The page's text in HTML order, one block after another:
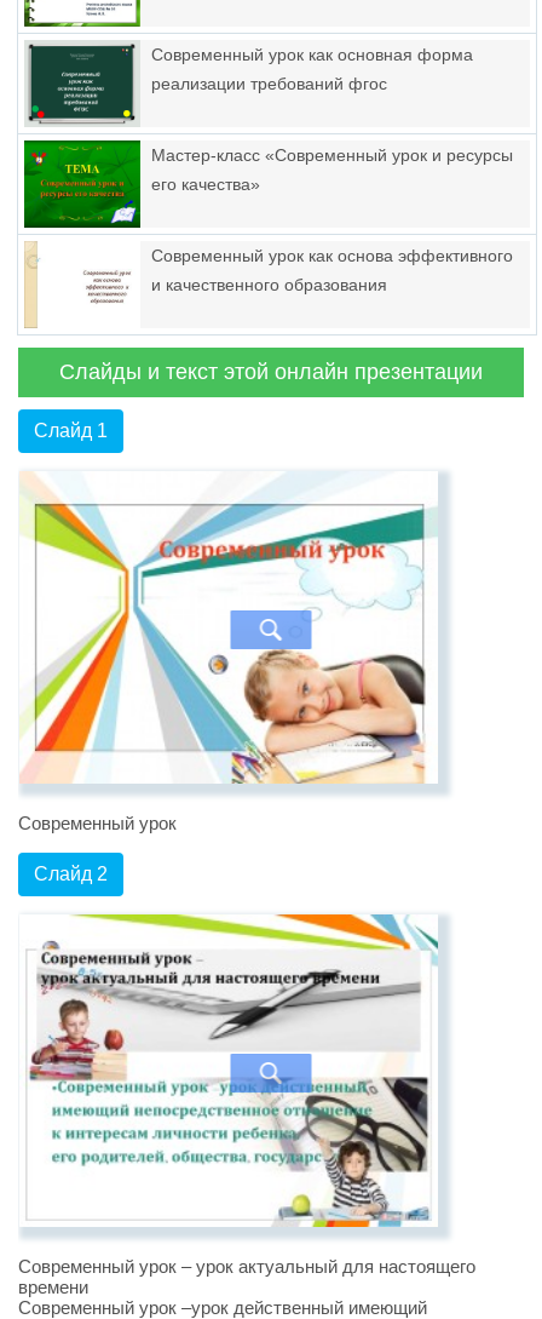
Современный урок как основная форма
реализации требований фгос
Мастер-класс «Современный урок и ресурсы
его качества»
Современный урок как основа эффективного
и качественного образования
Слайды и текст этой онлайн презентации
Слайд 1
Современный урок
Слайд 2
Современный урок – урок актуальный для настоящего
времени
Современный урок –урок действенный имеющий